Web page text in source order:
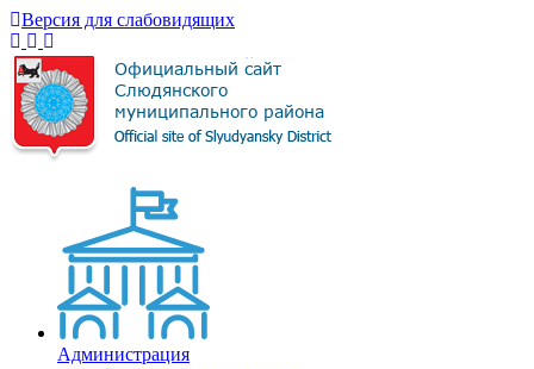
Версия для слабовидящих
Администрация